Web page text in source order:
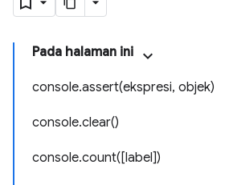
Pada halaman ini
console.assert(ekspresi, objek)
console.clear()
console.count([label])